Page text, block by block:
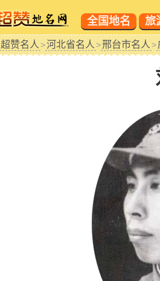
全国地名 旅
超赞名人 >河北省名人 >邢台市名人 >